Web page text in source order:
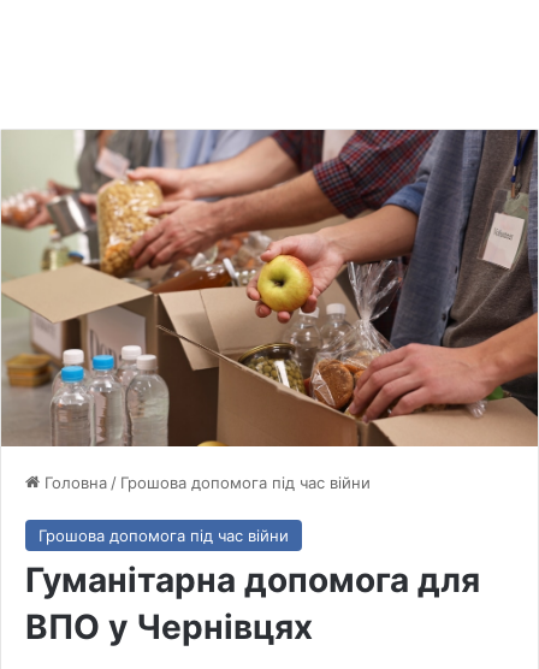
Головна / Грошова допомога під час війни
Грошова допомога під час війни
Гуманітарна допомога для
ВПО у Чернівцях